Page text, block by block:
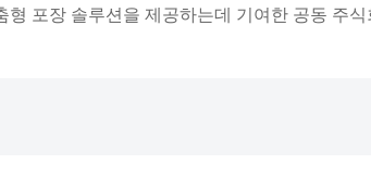
포장 솔루션을 제공하는데 기여한 공동 주